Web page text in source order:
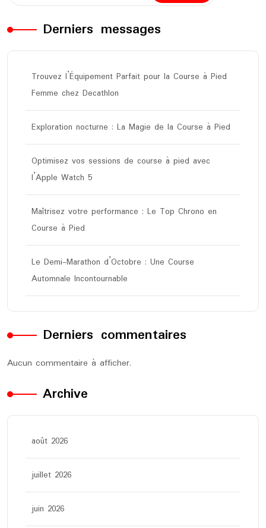
Derniers messages
Trouvez l’Équipement Parfait pour la Course à Pied
Femme chez Decathlon
Exploration nocturne : La Magie de la Course à Pied
Optimisez vos sessions de course à pied avec
l’Apple Watch 5
Maîtrisez votre performance : Le Top Chrono en
Course à Pied
Le Demi-Marathon d’Octobre : Une Course
Automnale Incontournable
Derniers commentaires
Aucun commentaire à afficher.
Archive
août 2026
juillet 2026
juin 2026